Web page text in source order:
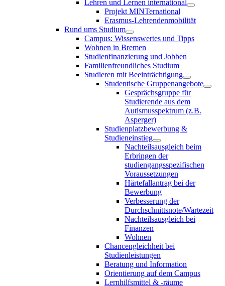
Lehren und Lernen international
Projekt MINTernational
Erasmus-Lehrendenmobilität
Rund ums Studium
Campus: Wissenswertes und Tipps
Wohnen in Bremen
Studienfinanzierung und Jobben
Familienfreundliches Studium
Studieren mit Beeinträchtigung
Studentische Gruppenangebote
Gesprächsgruppe für
Studierende aus dem
Autismusspektrum (z.B.
Asperger)
Studienplatzbewerbung &
Studieneinstieg
Nachteilsausgleich beim
Erbringen der
studiengangsspezifischen
Voraussetzungen
Härtefallantrag bei der
Bewerbung
Verbesserung der
Durchschnittsnote/Wartezeit
Nachteilsausgleich bei
Finanzen
Wohnen
Chancengleichheit bei
Studienleistungen
Beratung und Information
Orientierung auf dem Campus
Lernhilfsmittel & -räume